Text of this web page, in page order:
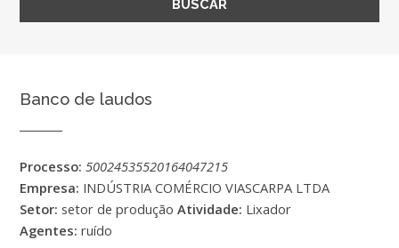
Banco de laudos
Processo: 50024535520164047215
Empresa: INDÚSTRIA COMÉRCIO VIASCARPA LTDA
Setor: setor de produção Atividade: Lixador
Agentes: ruído